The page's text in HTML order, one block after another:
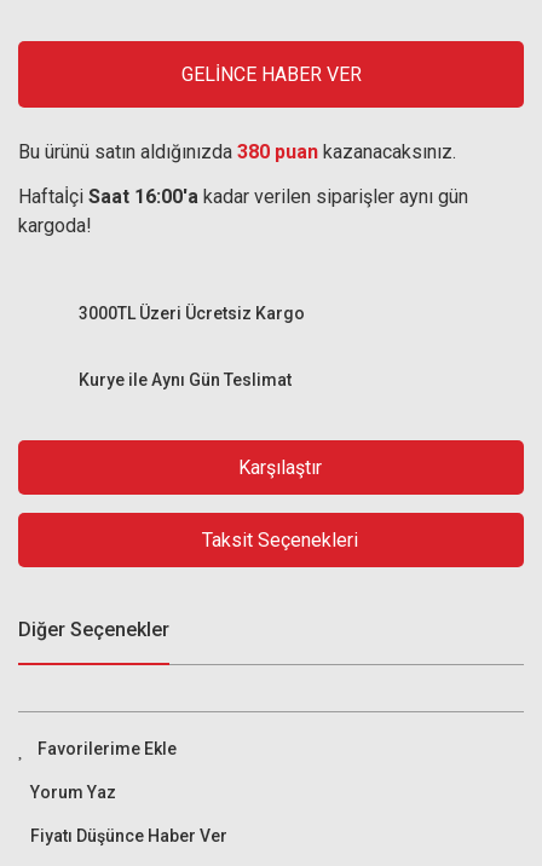
GELİNCE HABER VER
Bu ürünü satın aldığınızda 380 puan kazanacaksınız.
Haftaİçi Saat 16:00'a kadar verilen siparişler aynı gün
kargoda!
Kurye ile Aynı Gün Teslimat
3000TL Üzeri Ücretsiz Kargo
Karşılaştır
Taksit Seçenekleri
Diğer Seçenekler
Yorum Yaz
Fiyatı Düşünce Haber Ver